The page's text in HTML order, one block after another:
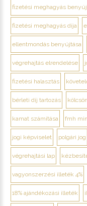
fizetési meghagyás
fizetési meghagyás díja
ellentmondás benyújtása
végrehajtás elrendelése
fizetési halasztás
bérleti díj tartozás
kamat számítása fmh
jogi képviselet polgári jog
végrehajtási lap
vagyonszerzési illeték 4%
18% ajándékozási illeték